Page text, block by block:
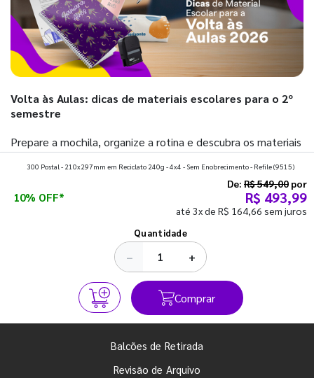
Volta às Aulas: dicas de materiais escolares para o 2º
semestre
Prepare a mochila, organize a rotina e descubra os materiais
que fazem toda diferença para começar o segundo
300 Postal - 210x297mm em Reciclato 240g - 4x4 - Sem Enobrecimento - Refile(9515)
10% OFF*
De: R$ 549,00 por
R$ 493,99
até 3x de R$ 164,66 sem juros
Quantidade
− +
Comprar
Balcões de Retirada
Revisão de Arquivo